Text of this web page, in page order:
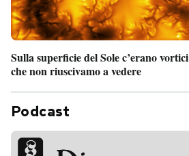
Sulla superficie del Sole c’erano vortici
che non riuscivamo a vedere
Podcast